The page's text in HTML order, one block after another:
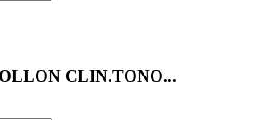
CLIN.TONO...